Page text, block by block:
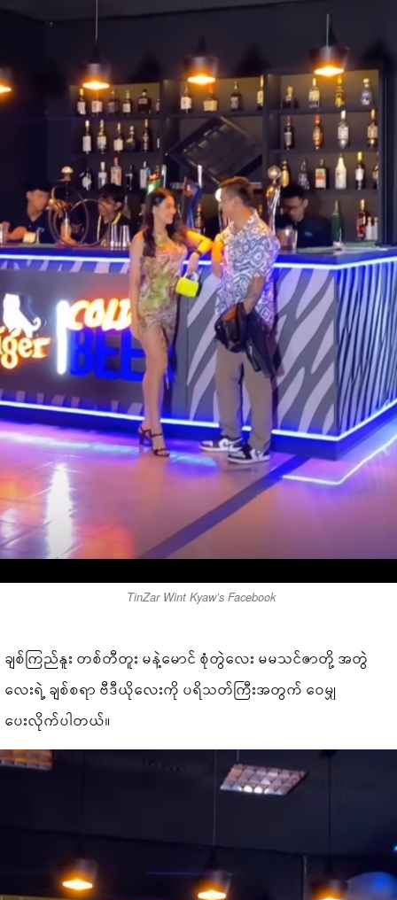
TinZar Wint Kyaw’s Facebook
ချစ်ကြည်နူး တစ်တီတူး မနဲ့မောင် စုံတွဲလေး မမသင်ဇာတို့ အတွဲ
လေးရဲ့ ချစ်စရာ ဗီဒီယိုလေးကို ပရိသတ်ကြီးအတွက် ဝေမျှ
ပေးလိုက်ပါတယ်။